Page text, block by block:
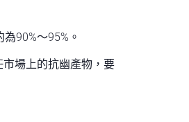
90%～95%。
場上的抗幽產物，要